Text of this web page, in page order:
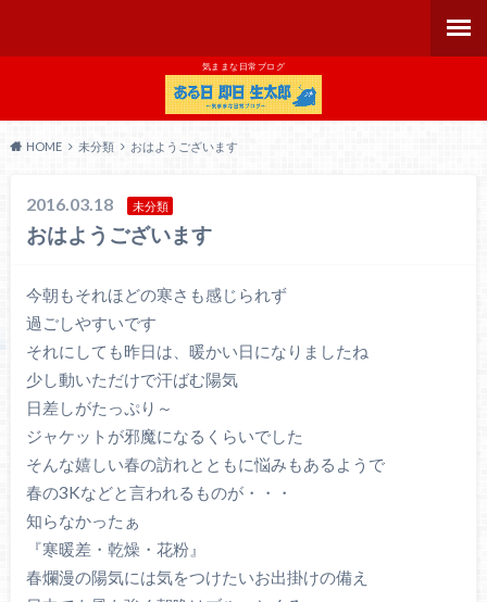
気ままな日常ブログ
HOME 未分類 おはようございます
2016.03.18 未分類
おはようございます
今朝もそれほどの寒さも感じられず
過ごしやすいです
それにしても昨日は、暖かい日になりましたね
少し動いただけで汗ばむ陽気
日差しがたっぷり～
ジャケットが邪魔になるくらいでした
そんな嬉しい春の訪れとともに悩みもあるようで
春の3Kなどと言われるものが・・・
知らなかったぁ
『寒暖差・乾燥・花粉』
春爛漫の陽気には気をつけたいお出掛けの備え